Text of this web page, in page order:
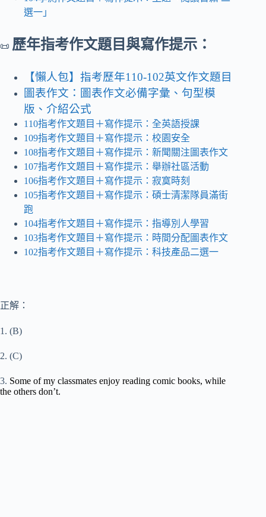
選一」
📜 歷年指考作文題目與寫作提示：
【懶人包】指考歷年110-102英文作文題目
圖表作文：圖表作文必備字彙、句型模
版、介紹公式
110指考作文題目＋寫作提示：全英語授課
109指考作文題目＋寫作提示：校園安全
108指考作文題目＋寫作提示：新聞關注圖表作文
107指考作文題目＋寫作提示：舉辦社區活動
106指考作文題目＋寫作提示：寂寞時刻
105指考作文題目＋寫作提示：碩士清潔隊員滿街
跑
104指考作文題目＋寫作提示：指導別人學習
103指考作文題目＋寫作提示：時間分配圖表作文
102指考作文題目＋寫作提示：科技產品二選一
正解：
1. (B)
2. (C)
3. Some of my classmates enjoy reading comic books, while
the others don’t.